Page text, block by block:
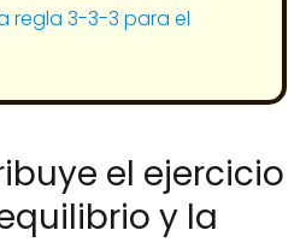
regla 3-3-3 para el
el ejercicio
y la